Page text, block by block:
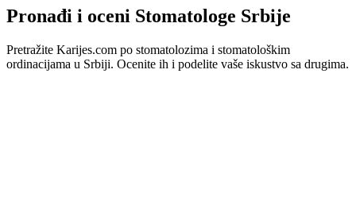
Pronađi i oceni Stomatologe Srbije
Pretražite Karijes.com po stomatolozima i stomatološkim
ordinacijama u Srbiji. Ocenite ih i podelite vaše iskustvo sa drugima.